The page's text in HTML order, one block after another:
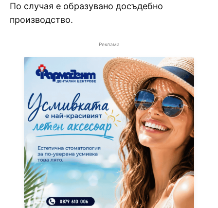
По случая е образувано досъдебно
производство.
Реклама